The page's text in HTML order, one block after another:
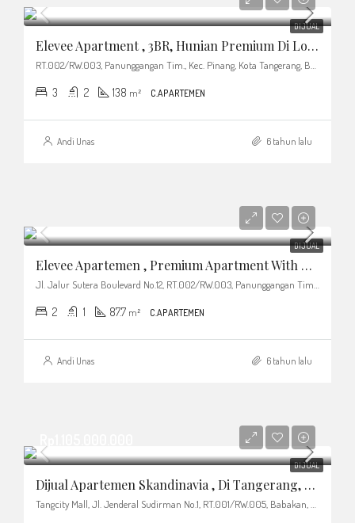
DIJUAL
Elevee Apartment , 3BR, Hunian Premium Di Lokasi Strategis
3 2 138 m² C.APARTEMEN
Andi Unas 6 tahun lalu
DIJUAL
Elevee Apartemen , Premium Apartment With Resort Living Experience
2 1 87.7 m² C.APARTEMEN
Andi Unas 6 tahun lalu
DIJUAL
Dijual Apartemen Skandinavia , Di Tangerang, Siap Huni, Penawaran Terbaik